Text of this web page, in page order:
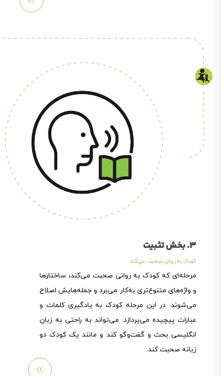
3. بخش تثبیت
کودک به روانی صحبت می‌کند
مرحله‌ای که کودک به روانی صحبت می‌کند، ساختارها
و واژه‌های متنوع‌تری به‌کار می‌برد و جمله‌هایش اصلاح
می‌شوند. در این مرحله کودک به یادگیری کلمات و
عبارات پیچیده می‌پردازد. می‌تواند به راحتی به زبان
انگلیسی بحث و گفت‌وگو کند و مانند یک کودک دو
زبانه صحبت کند.